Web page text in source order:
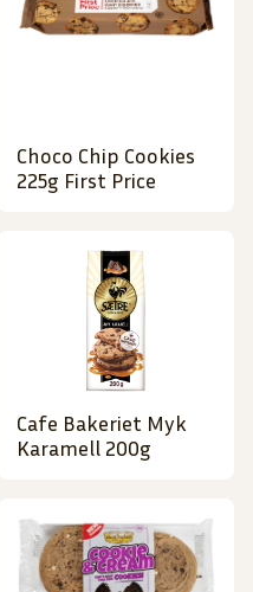
Choco Chip Cookies
225g First Price
Cafe Bakeriet Myk
Karamell 200g